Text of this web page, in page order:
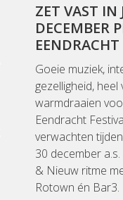
ZET VAST IN
DECEMBER
Goeie muziek,
gezelligheid,
warmdraaien
Eendracht
verwachten
30 december
& Nieuw ritme
Rotown én Bar3.